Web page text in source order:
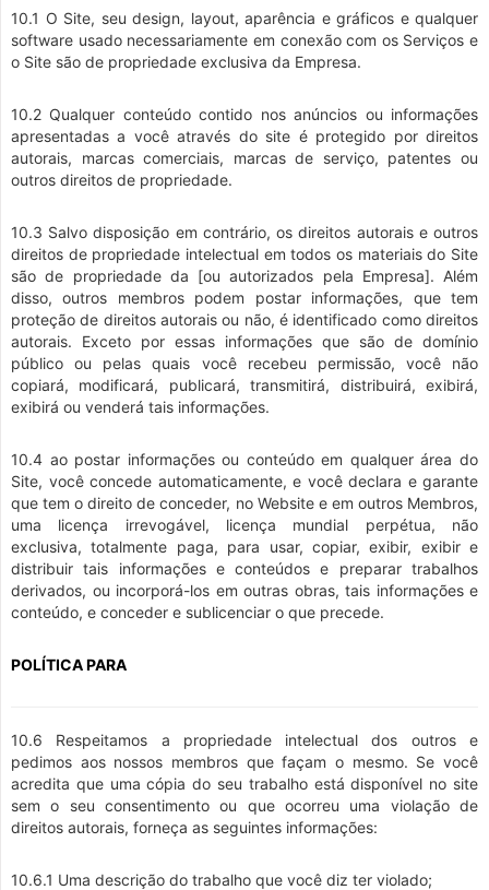
10.1 O Site, seu design, layout, aparência e gráficos e qualquer
software usado necessariamente em conexão com os Serviços e
o Site são de propriedade exclusiva da Empresa.
10.2 Qualquer conteúdo contido nos anúncios ou informações
apresentadas a você através do site é protegido por direitos
autorais, marcas comerciais, marcas de serviço, patentes ou
outros direitos de propriedade.
10.3 Salvo disposição em contrário, os direitos autorais e outros
direitos de propriedade intelectual em todos os materiais do Site
são de propriedade da [ou autorizados pela Empresa]. Além
disso, outros membros podem postar informações, que tem
proteção de direitos autorais ou não, é identificado como direitos
autorais. Exceto por essas informações que são de domínio
público ou pelas quais você recebeu permissão, você não
copiará, modificará, publicará, transmitirá, distribuirá, exibirá,
exibirá ou venderá tais informações.
10.4 ao postar informações ou conteúdo em qualquer área do
Site, você concede automaticamente, e você declara e garante
que tem o direito de conceder, no Website e em outros Membros,
uma licença irrevogável, licença mundial perpétua, não
exclusiva, totalmente paga, para usar, copiar, exibir, exibir e
distribuir tais informações e conteúdos e preparar trabalhos
derivados, ou incorporá-los em outras obras, tais informações e
conteúdo, e conceder e sublicenciar o que precede.
POLÍTICA PARA
10.6 Respeitamos a propriedade intelectual dos outros e
pedimos aos nossos membros que façam o mesmo. Se você
acredita que uma cópia do seu trabalho está disponível no site
sem o seu consentimento ou que ocorreu uma violação de
direitos autorais, forneça as seguintes informações:
10.6.1 Uma descrição do trabalho que você diz ter violado;